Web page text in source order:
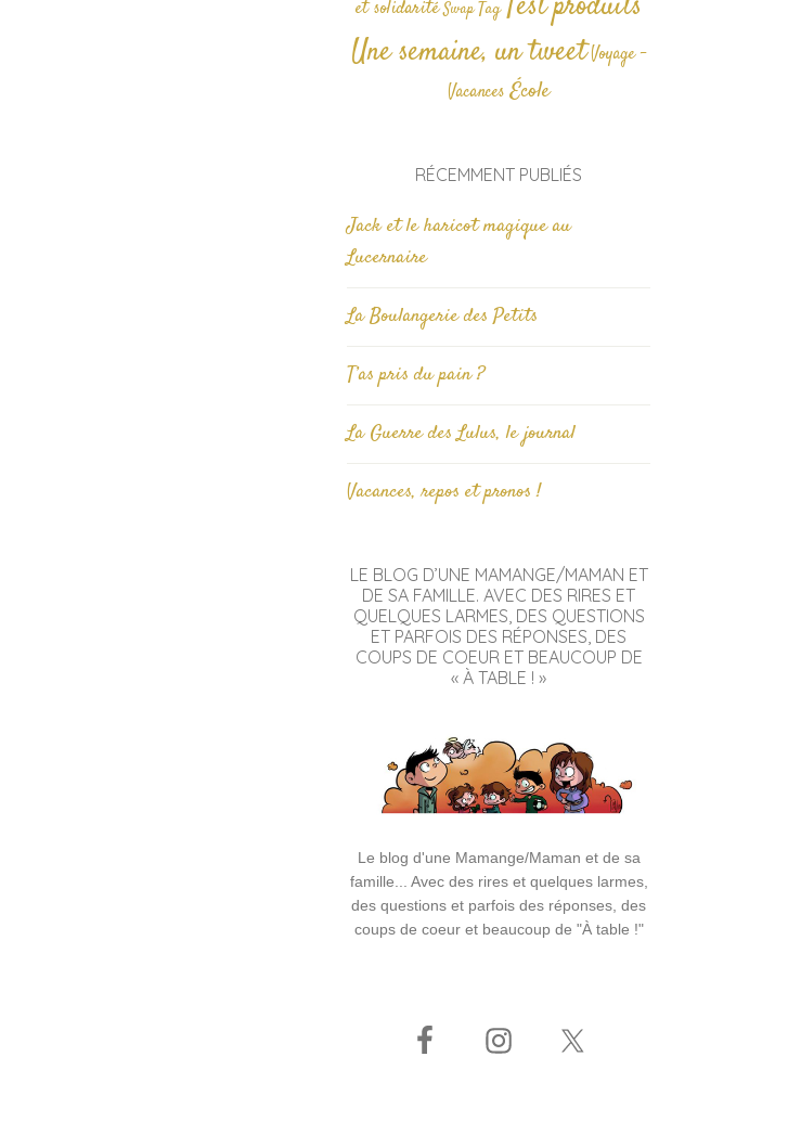
et solidarité Swap Tag
Une semaine, un tweetVoyage -
Vacances École
RÉCEMMENT PUBLIÉS
Jack et le haricot magique au
Lucernaire
La Boulangerie des Petits
T’as pris du pain ?
La Guerre des Lulus, le journal
Vacances, repos et pronos !
LE BLOG D’UNE MAMANGE/MAMAN ET
DE SA FAMILLE. AVEC DES RIRES ET
QUELQUES LARMES, DES QUESTIONS
ET PARFOIS DES RÉPONSES, DES
COUPS DE COEUR ET BEAUCOUP DE
« À TABLE ! »
Le blog d'une Mamange/Maman et de sa
famille... Avec des rires et quelques larmes,
des questions et parfois des réponses, des
coups de coeur et beaucoup de "À table !"